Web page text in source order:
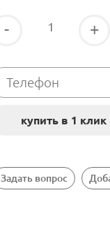
- +
Задать вопрос